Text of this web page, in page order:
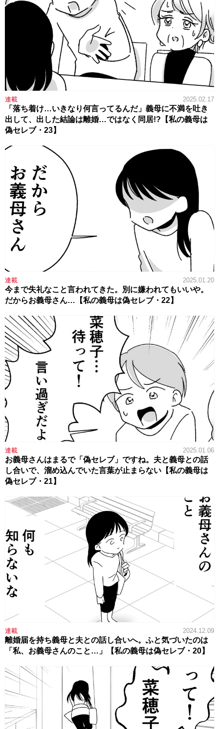
連載 2025.02.17
「落ち着け…いきなり何言ってるんだ」義母に不満を吐き
出して、出した結論は離婚…ではなく同居!?【私の義母は
偽セレブ・23】
連載 2025.01.20
今まで失礼なこと言われてきた。別に嫌われてもいいや。
だからお義母さん…【私の義母は偽セレブ・22】
連載 2025.01.06
お義母さんはまるで「偽セレブ」ですね。夫と義母との話
し合いで、溜め込んでいた言葉が止まらない【私の義母は
偽セレブ・21】
連載 2024.12.09
離婚届を持ち義母と夫との話し合いへ。ふと気づいたのは
「私、お義母さんのこと…」【私の義母は偽セレブ・20】